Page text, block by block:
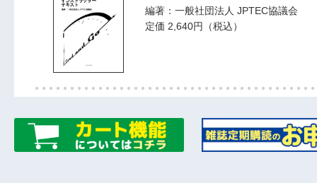
編著：一般社団法人 JPTEC協議会
定価 2,640円（税込）